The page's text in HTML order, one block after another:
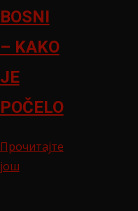
BOSNI
– KAKO
JE
POČELO
Прочитајте
још